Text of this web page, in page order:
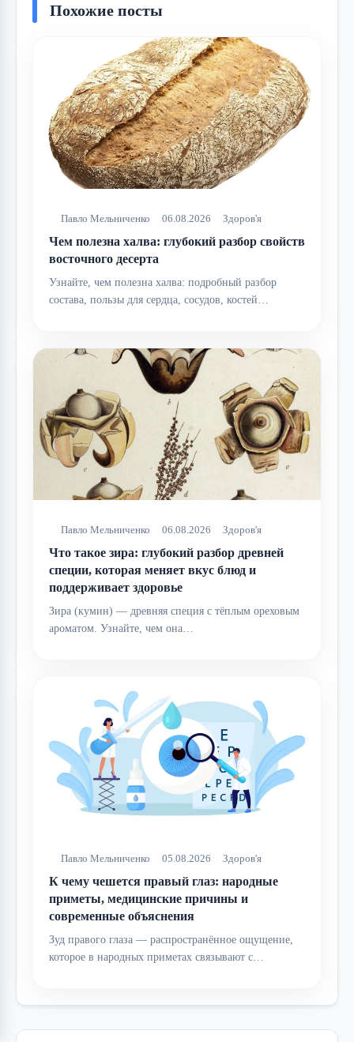
Похожие посты
Павло Мельниченко 06.08.2026 Здоров'я
Чем полезна халва: глубокий разбор свойств
восточного десерта
Узнайте, чем полезна халва: подробный разбор
состава, пользы для сердца, сосудов, костей…
Павло Мельниченко 06.08.2026 Здоров'я
Что такое зира: глубокий разбор древней
специи, которая меняет вкус блюд и
поддерживает здоровье
Зира (кумин) — древняя специя с тёплым ореховым
ароматом. Узнайте, чем она…
Павло Мельниченко 05.08.2026 Здоров'я
К чему чешется правый глаз: народные
приметы, медицинские причины и
современные объяснения
Зуд правого глаза — распространённое ощущение,
которое в народных приметах связывают с…